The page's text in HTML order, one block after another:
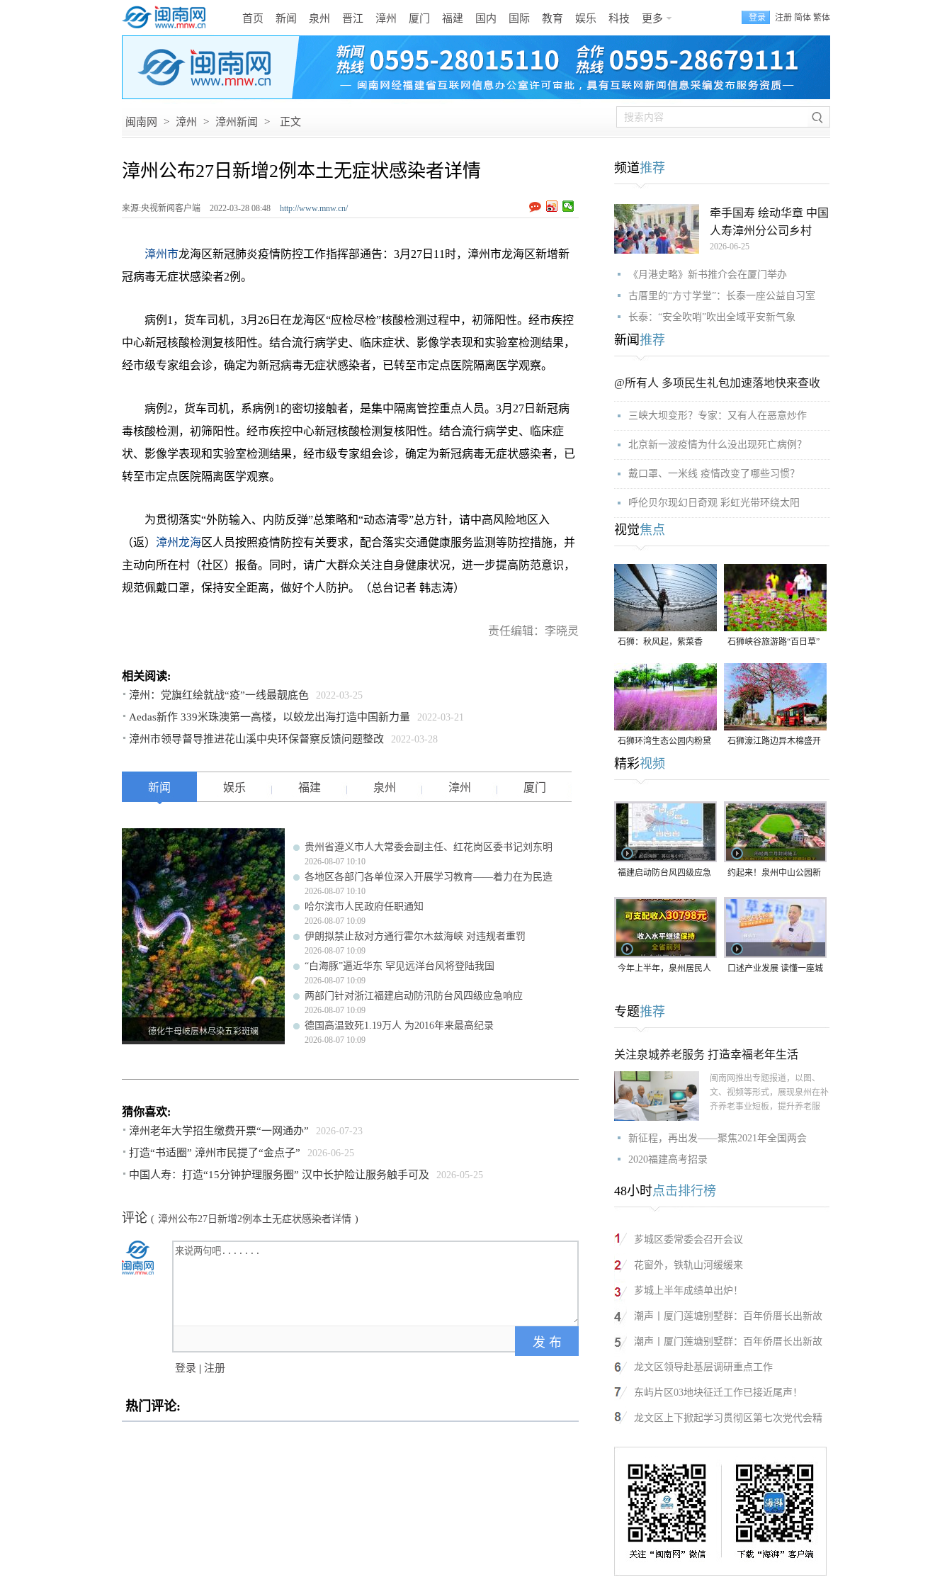
首页 新闻 泉州 晋江 漳州 厦门 福建 国内 国际 教育 娱乐 科技 更多 登录 注册 简体 繁体
闽南网 > 漳州 > 漳州新闻 > 正文
漳州公布27日新增2例本土无症状感染者详情
来源:央视新闻客户端 2022-03-28 08:48 http://www.mnw.cn/
漳州市龙海区新冠肺炎疫情防控工作指挥部通告：3月27日11时，漳州市龙海区新增新
冠病毒无症状感染者2例。
病例1，货车司机，3月26日在龙海区“应检尽检”核酸检测过程中，初筛阳性。经市疾控
中心新冠核酸检测复核阳性。结合流行病学史、临床症状、影像学表现和实验室检测结果，
经市级专家组会诊，确定为新冠病毒无症状感染者，已转至市定点医院隔离医学观察。
病例2，货车司机，系病例1的密切接触者，是集中隔离管控重点人员。3月27日新冠病
毒核酸检测，初筛阳性。经市疾控中心新冠核酸检测复核阳性。结合流行病学史、临床症
状、影像学表现和实验室检测结果，经市级专家组会诊，确定为新冠病毒无症状感染者，已
转至市定点医院隔离医学观察。
为贯彻落实“外防输入、内防反弹”总策略和“动态清零”总方针，请中高风险地区入
（返） 漳州龙海区人员按照疫情防控有关要求，配合落实交通健康服务监测等防控措施，并
主动向所在村（社区）报备。同时，请广大群众关注自身健康状况，进一步提高防范意识，
规范佩戴口罩，保持安全距离，做好个人防护。（总台记者 韩志涛）
责任编辑：李晓灵
相关阅读:
漳州：党旗红绘就战“疫”一线最靓底色 2022-03-25
Aedas新作 339米珠澳第一高楼，以蛟龙出海打造中国新力量 2022-03-21
漳州市领导督导推进花山溪中央环保督察反馈问题整改 2022-03-28
新闻 娱乐 福建 泉州 漳州 厦门
德化牛母岐层林尽染五彩斑斓
贵州省遵义市人大常委会副主任、红花岗区委书记刘东明
2026-08-07 10:10
各地区各部门各单位深入开展学习教育——着力在为民造
2026-08-07 10:10
哈尔滨市人民政府任职通知
2026-08-07 10:09
伊朗拟禁止敌对方通行霍尔木兹海峡 对违规者重罚
2026-08-07 10:09
“白海豚”逼近华东 罕见远洋台风将登陆我国
2026-08-07 10:09
两部门针对浙江福建启动防汛防台风四级应急响应
2026-08-07 10:09
德国高温致死1.19万人 为2016年来最高纪录
2026-08-07 10:09
猜你喜欢:
漳州老年大学招生缴费开票“一网通办” 2026-07-23
打造“书适圈” 漳州市民提了“金点子” 2026-06-25
中国人寿：打造“15分钟护理服务圈” 汉中长护险让服务触手可及 2026-05-25
评论 ( 漳州公布27日新增2例本土无症状感染者详情 )
登录 | 注册
热门评论:
频道推荐
牵手国寿 绘动华章 中国
人寿漳州分公司乡村
2026-06-25
《月港史略》新书推介会在厦门举办
古厝里的“方寸学堂”：长泰一座公益自习室
长泰：“安全吹哨”吹出全域平安新气象
新闻 推荐
@所有人 多项民生礼包加速落地快来查收
三峡大坝变形？专家：又有人在恶意炒作
北京新一波疫情为什么没出现死亡病例？
戴口罩、一米线 疫情改变了哪些习惯？
呼伦贝尔现幻日奇观 彩虹光带环绕太阳
视觉焦点
石狮：秋风起，紫菜香 石狮峡谷旅游路“百日草”
争相斗艳
石狮环湾生态公园内粉黛
乱子草盛放
石狮濠江路边异木棉盛开
精彩视频
福建启动防台风四级应急
9日在长江口至福建北部
一带沿海登陆
约起来！泉州中山公园新
今年上半年，泉州居民人 口述产业发展 读懂一座城
专题推荐
关注泉城养老服务 打造幸福老年生活
闽南网推出专题报道，以图、
文、视频等形式，展现泉州在补
齐养老事业短板，提升养老服
新征程，再出发——聚焦2021年全国两会
2020福建高考招录
48小时点击排行榜
芗城区委常委会召开会议
花窗外，铁轨山河缓缓来
芗城上半年成绩单出炉！
潮声丨厦门莲塘别墅群：百年侨厝长出新故
潮声丨厦门莲塘别墅群：百年侨厝长出新故
龙文区领导赴基层调研重点工作
东屿片区03地块征迁工作已接近尾声！
龙文区上下掀起学习贯彻区第七次党代会精